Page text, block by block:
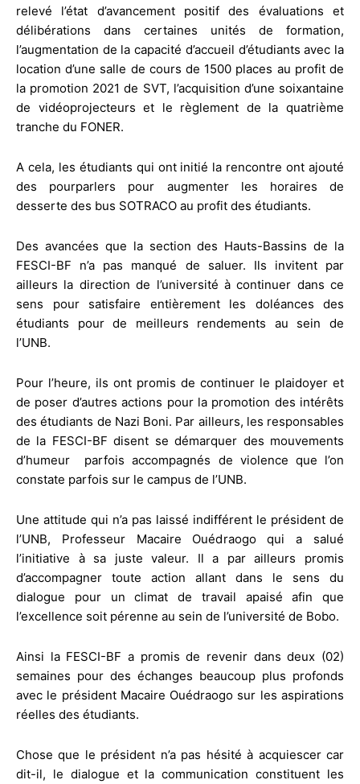
relevé l’état d’avancement positif des évaluations et
délibérations dans certaines unités de formation,
l’augmentation de la capacité d’accueil d’étudiants avec la
location d’une salle de cours de 1500 places au profit de
la promotion 2021 de SVT, l’acquisition d’une soixantaine
de vidéoprojecteurs et le règlement de la quatrième
tranche du FONER.
A cela, les étudiants qui ont initié la rencontre ont ajouté
des pourparlers pour augmenter les horaires de
desserte des bus SOTRACO au profit des étudiants.
Des avancées que la section des Hauts-Bassins de la
FESCI-BF n’a pas manqué de saluer. Ils invitent par
ailleurs la direction de l’université à continuer dans ce
sens pour satisfaire entièrement les doléances des
étudiants pour de meilleurs rendements au sein de
l’UNB.
Pour l’heure, ils ont promis de continuer le plaidoyer et
de poser d’autres actions pour la promotion des intérêts
des étudiants de Nazi Boni. Par ailleurs, les responsables
de la FESCI-BF disent se démarquer des mouvements
d’humeur parfois accompagnés de violence que l’on
constate parfois sur le campus de l’UNB.
Une attitude qui n’a pas laissé indifférent le président de
l’UNB, Professeur Macaire Ouédraogo qui a salué
l’initiative à sa juste valeur. Il a par ailleurs promis
d’accompagner toute action allant dans le sens du
dialogue pour un climat de travail apaisé afin que
l’excellence soit pérenne au sein de l’université de Bobo.
Ainsi la FESCI-BF a promis de revenir dans deux (02)
semaines pour des échanges beaucoup plus profonds
avec le président Macaire Ouédraogo sur les aspirations
réelles des étudiants.
Chose que le président n’a pas hésité à acquiescer car
dit-il, le dialogue et la communication constituent les